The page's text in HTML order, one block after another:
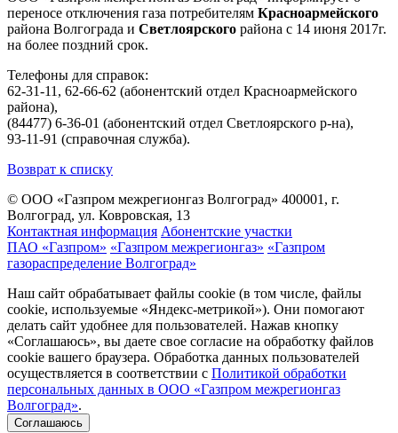
переносе отключения газа потребителям Красноармейского
района Волгограда и Светлоярского района с 14 июня 2017г.
на более поздний срок.
Телефоны для справок:
62-31-11, 62-66-62 (абонентский отдел Красноармейского
района),
(84477) 6-36-01 (абонентский отдел Светлоярского р-на),
93-11-91 (справочная служба).
Возврат к списку
© ООО «Газпром межрегионгаз Волгоград» 400001, г.
Волгоград, ул. Ковровская, 13
Контактная информация Абонентские участки
ПАО «Газпром» «Газпром межрегионгаз» «Газпром
газораспределение Волгоград»
Наш сайт обрабатывает файлы cookie (в том числе, файлы
cookie, используемые «Яндекс-метрикой»). Они помогают
делать сайт удобнее для пользователей. Нажав кнопку
«Соглашаюсь», вы даете свое согласие на обработку файлов
cookie вашего браузера. Обработка данных пользователей
осуществляется в соответствии с Политикой обработки
персональных данных в ООО «Газпром межрегионгаз
Волгоград».
Соглашаюсь